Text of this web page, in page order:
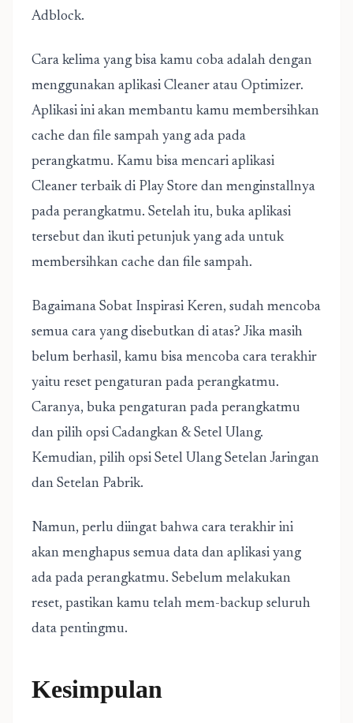
Adblock.
Cara kelima yang bisa kamu coba adalah dengan
menggunakan aplikasi Cleaner atau Optimizer.
Aplikasi ini akan membantu kamu membersihkan
cache dan file sampah yang ada pada
perangkatmu. Kamu bisa mencari aplikasi
Cleaner terbaik di Play Store dan menginstallnya
pada perangkatmu. Setelah itu, buka aplikasi
tersebut dan ikuti petunjuk yang ada untuk
membersihkan cache dan file sampah.
Bagaimana Sobat Inspirasi Keren, sudah mencoba
semua cara yang disebutkan di atas? Jika masih
belum berhasil, kamu bisa mencoba cara terakhir
yaitu reset pengaturan pada perangkatmu.
Caranya, buka pengaturan pada perangkatmu
dan pilih opsi Cadangkan & Setel Ulang.
Kemudian, pilih opsi Setel Ulang Setelan Jaringan
dan Setelan Pabrik.
Namun, perlu diingat bahwa cara terakhir ini
akan menghapus semua data dan aplikasi yang
ada pada perangkatmu. Sebelum melakukan
reset, pastikan kamu telah mem-backup seluruh
data pentingmu.
Kesimpulan